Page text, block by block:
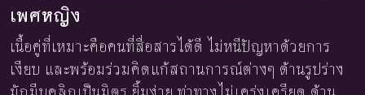
เพศหญิง
เนื้อคู่ที่เหมาะคือคนที่สื่อสารได้ดี ไม่หนีปัญหาด้วยการ
เงียบ และพร้อมร่วมคิดแก้สถานการณ์ต่างๆ ด้านรูปร่าง